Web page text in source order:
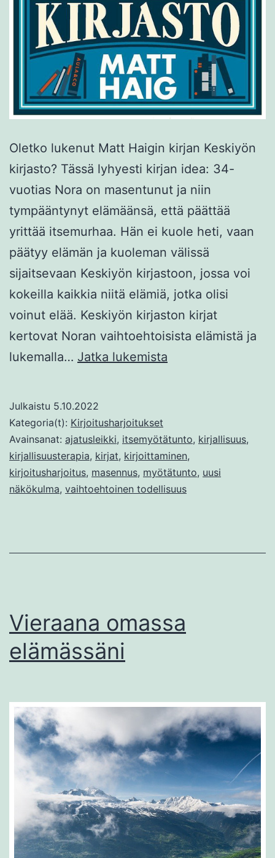
Oletko lukenut Matt Haigin kirjan Keskiyön
kirjasto? Tässä lyhyesti kirjan idea: 34-
vuotias Nora on masentunut ja niin
tympääntynyt elämäänsä, että päättää
yrittää itsemurhaa. Hän ei kuole heti, vaan
päätyy elämän ja kuoleman välissä
sijaitsevaan Keskiyön kirjastoon, jossa voi
kokeilla kaikkia niitä elämiä, jotka olisi
voinut elää. Keskiyön kirjaston kirjat
kertovat Noran vaihtoehtoisista elämistä ja
lukemalla… Jatka lukemista
Julkaistu 5.10.2022
Kategoria(t): Kirjoitusharjoitukset
Avainsanat: ajatusleikki, itsemyötätunto, kirjallisuus,
kirjallisuusterapia, kirjat, kirjoittaminen,
kirjoitusharjoitus, masennus, myötätunto, uusi
näkökulma, vaihtoehtoinen todellisuus
Vieraana omassa
elämässäni